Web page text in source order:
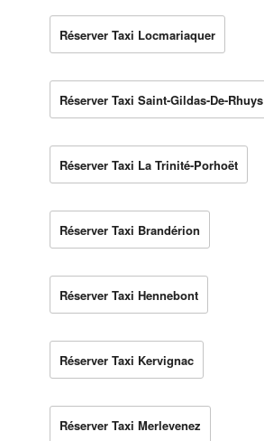
Réserver Taxi Locmariaquer
Réserver Taxi Saint-Gildas-De-Rhuys
Réserver Taxi La Trinité-Porhoët
Réserver Taxi Brandérion
Réserver Taxi Hennebont
Réserver Taxi Kervignac
Réserver Taxi Merlevenez